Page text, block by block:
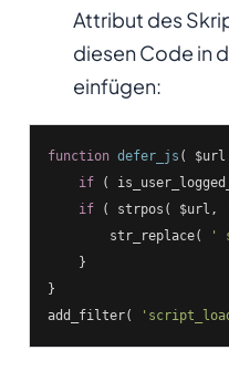
Attribut des
diesen Code in
einfügen:
function defer_js (
if (
if ( strpos( $url,
        str_replace(
'
    }
}
add_filter(